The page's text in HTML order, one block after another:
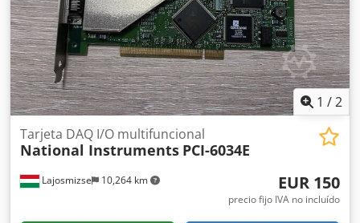
funcionamiento de todos los canales analógicos y digitales.
Compatible con LabVIEW y LabWindows/CVI. Retirado de
un entorno industrial en funcionamiento, no se detectan
fallos. Envío desde Hungría. Disponible envío
internacional. Embalado cuidadosamente con protección
antiestática. Crsdpfxjzq Akqe Ak Uef
1 /2
Lajosmizse 10,264 km
Tarjeta DAQ I/O multifuncional
National Instruments PCI-6034E
EUR 150
precio fijo IVA no incluído